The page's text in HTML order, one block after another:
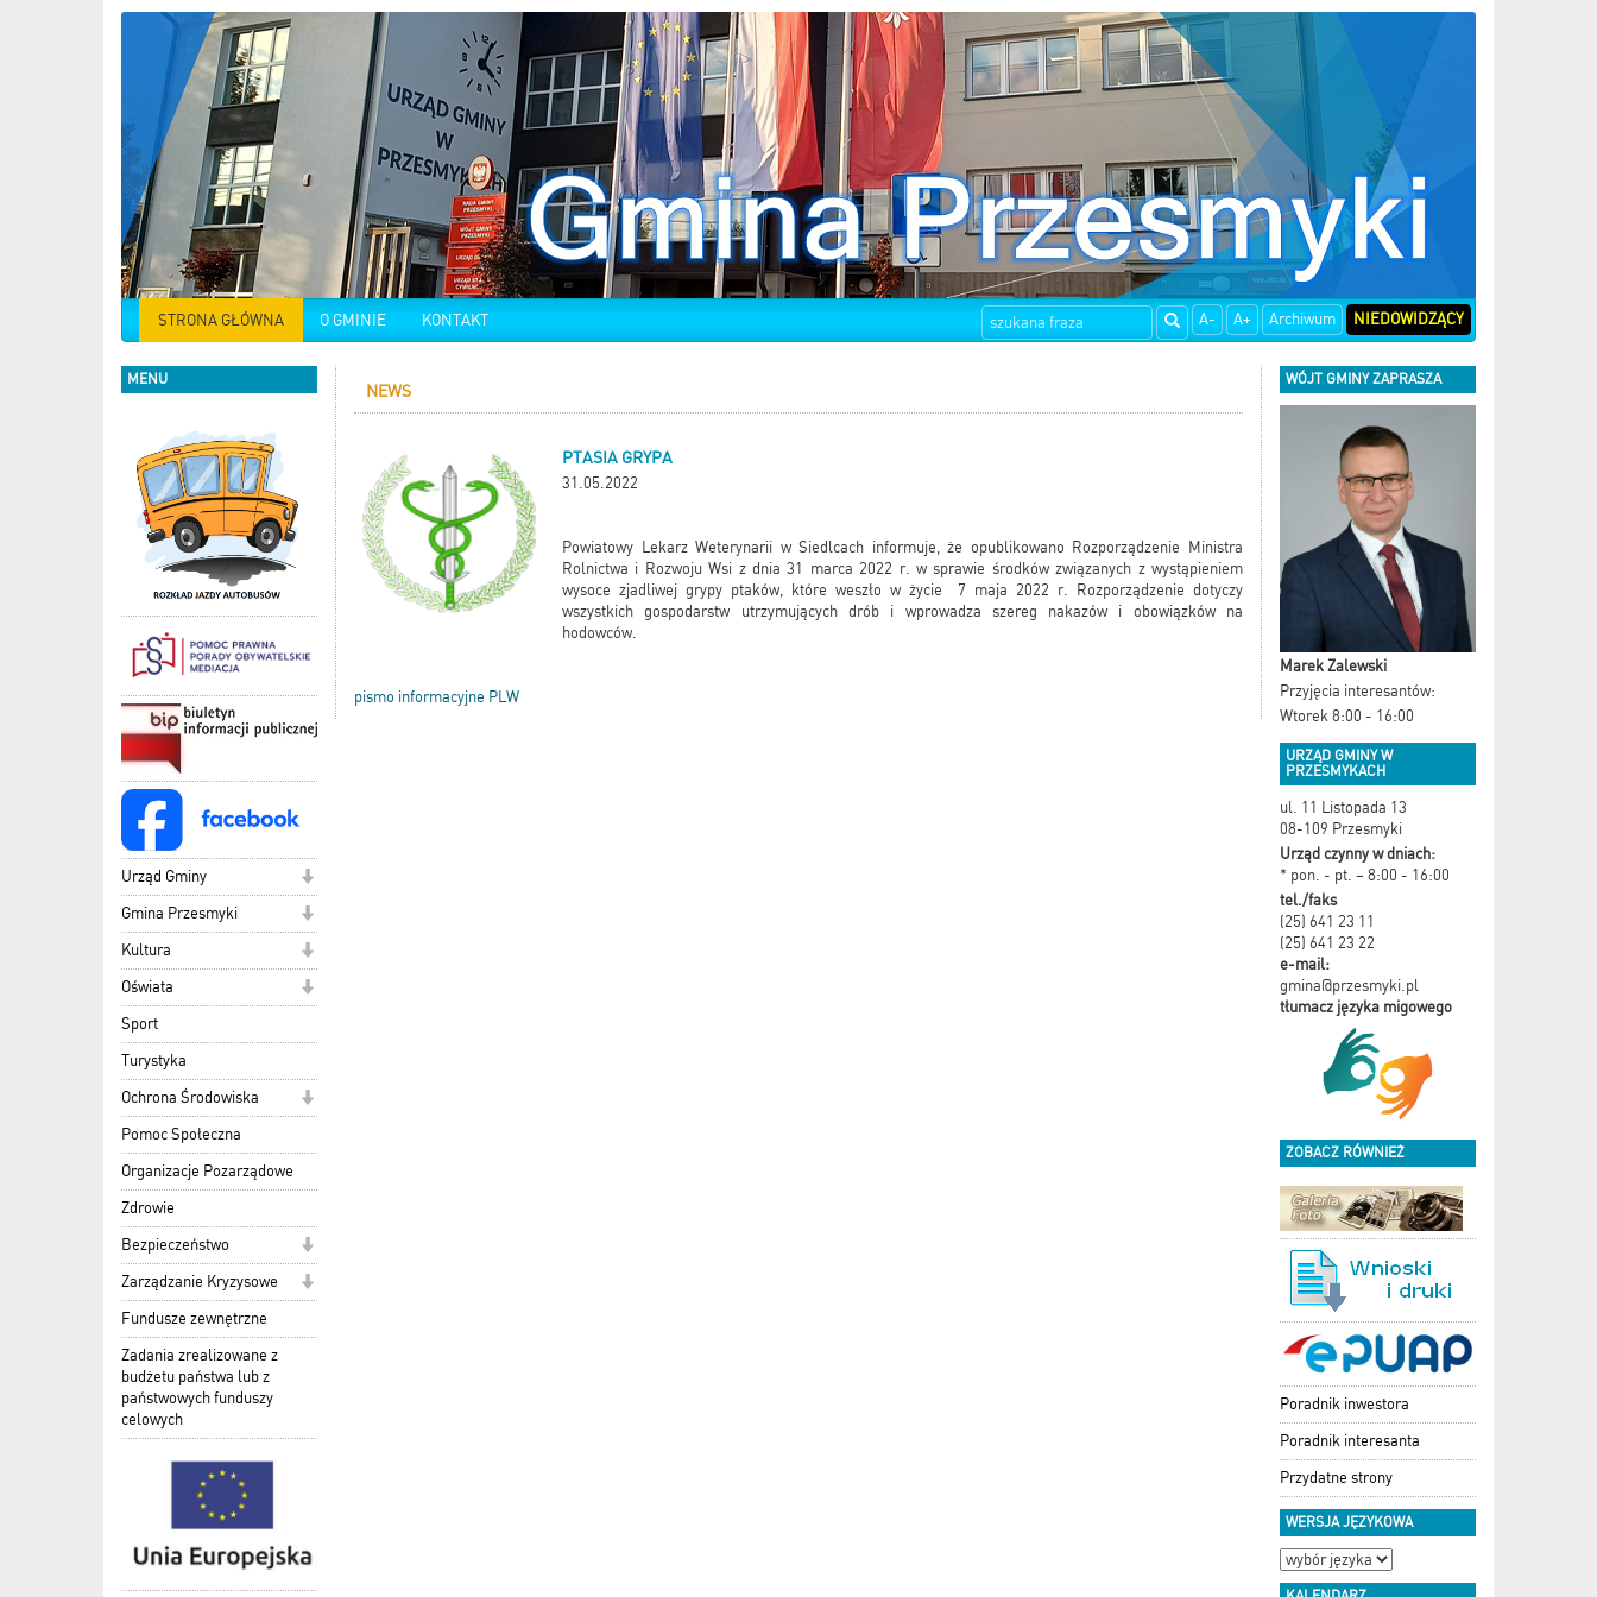
STRONA GŁÓWNA O GMINIE KONTAKT A- A+ Archiwum NIEDOWIDZĄCY
MENU
Urząd Gminy
Gmina Przesmyki
Kultura
Oświata
Sport
Turystyka
Ochrona Środowiska
Pomoc Społeczna
Organizacje Pozarządowe
Zdrowie
Bezpieczeństwo
Zarządzanie Kryzysowe
Fundusze zewnętrzne
Zadania zrealizowane z
budżetu państwa lub z
państwowych funduszy
celowych
NEWS
PTASIA GRYPA
31.05.2022
Powiatowy Lekarz Weterynarii w Siedlcach informuje, że opublikowano Rozporządzenie Ministra
Rolnictwa i Rozwoju Wsi z dnia 31 marca 2022 r. w sprawie środków związanych z wystąpieniem
wysoce zjadliwej grypy ptaków, które weszło w życie 7 maja 2022 r. Rozporządzenie dotyczy
wszystkich gospodarstw utrzymujących drób i wprowadza szereg nakazów i obowiązków na
hodowców.
pismo informacyjne PLW
WÓJT GMINY ZAPRASZA
Marek Zalewski
Przyjęcia interesantów:
Wtorek 8:00 - 16:00
URZĄD GMINY W
PRZESMYKACH
ul. 11 Listopada 13
08-109 Przesmyki
Urząd czynny w dniach:
* pon. - pt. – 8:00 - 16:00
tel./faks
(25) 641 23 11
(25) 641 23 22
e-mail:
gmina@przesmyki.pl
tłumacz języka migowego
ZOBACZ RÓWNIEŻ
Poradnik inwestora
Poradnik interesanta
Przydatne strony
WERSJA JĘZYKOWA